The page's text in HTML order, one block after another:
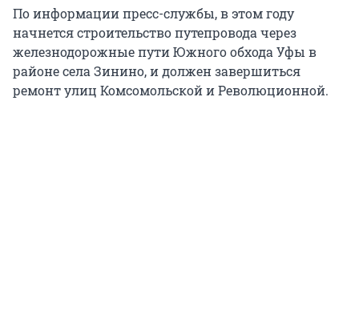
По информации пресс-службы, в этом году
начнется строительство путепровода через
железнодорожные пути Южного обхода Уфы в
районе села Зинино, и должен завершиться
ремонт улиц Комсомольской и Революционной.